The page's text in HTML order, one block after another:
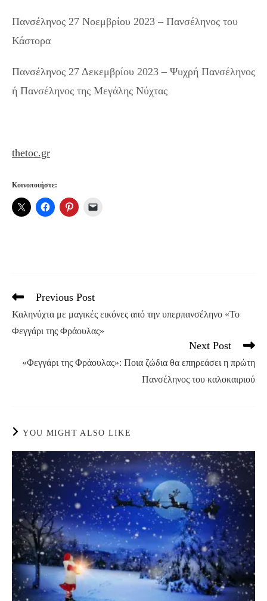
Πανσέληνος 27 Νοεμβρίου 2023 – Πανσέληνος του
Κάστορα
Πανσέληνος 27 Δεκεμβρίου 2023 – Ψυχρή Πανσέληνος
ή Πανσέληνος της Μεγάλης Νύχτας
thetoc.gr
Κοινοποιήστε:
Read
articles
Previous Post
Καληνύχτα με μαγικές εικόνες από την υπερπανσέληνο «Το
Φεγγάρι της Φράουλας»
Next Post
«Φεγγάρι της Φράουλας»: Ποια ζώδια θα επηρεάσει η πρώτη
Πανσέληνος του καλοκαιριού
YOU MIGHT ALSO LIKE